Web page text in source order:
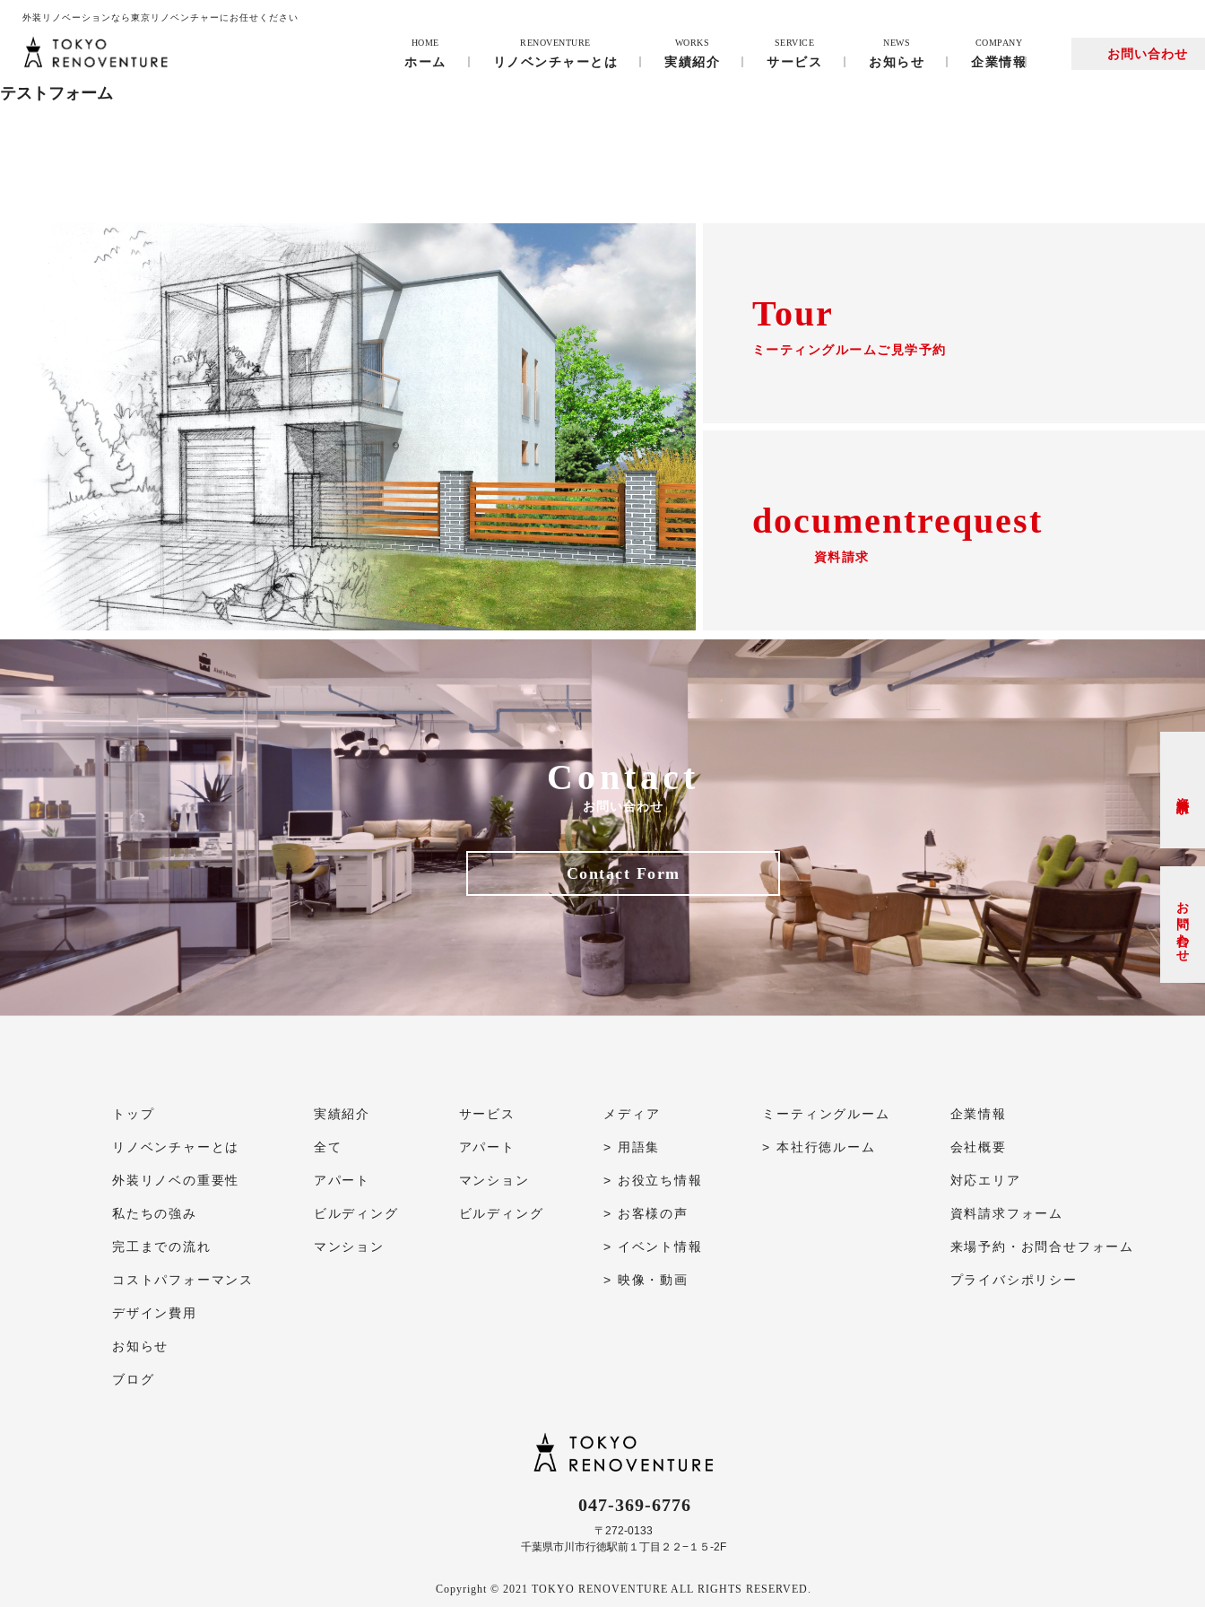
お問い合わせ
外装リノベーションなら東京リノベンチャーにお任せください
HOME
ホーム
RENOVENTURE
リノベンチャーとは
WORKS
実績紹介
SERVICE
サービス
NEWS
お知らせ
COMPANY
企業情報
お問い合わせ
テストフォーム
Tour
ミーティングルームご見学予約
documentrequest
資料請求
Contact
お問い合わせ
Contact Form
トップ
リノベンチャーとは
外装リノベの重要性
私たちの強み
完工までの流れ
コストパフォーマンス
デザイン費用
お知らせ
ブログ
実績紹介
全て
アパート
ビルディング
マンション
サービス
アパート
マンション
ビルディング
メディア
> 用語集
> お役立ち情報
> お客様の声
> イベント情報
> 映像・動画
ミーティングルーム
> 本社行徳ルーム
企業情報
会社概要
対応エリア
資料請求フォーム
来場予約・お問合せフォーム
プライバシポリシー
047-369-6776
〒272-0133
千葉県市川市行徳駅前１丁目２２−１５-2F
Copyright ©︎ 2021 TOKYO RENOVENTURE ALL RIGHTS RESERVED.